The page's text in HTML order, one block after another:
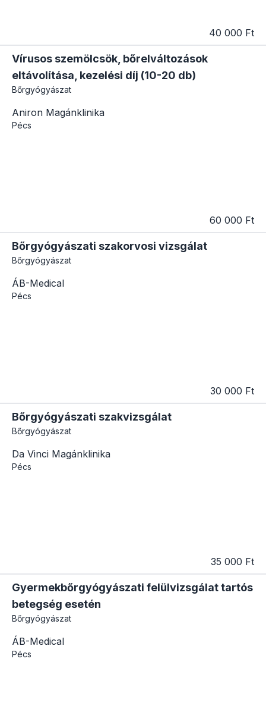
40 000 Ft
Vírusos szemölcsök, bőrelváltozások
eltávolítása, kezelési díj (10-20 db)
Bőrgyógyászat
Aniron Magánklinika
Pécs
60 000 Ft
Bőrgyógyászati szakorvosi vizsgálat
Bőrgyógyászat
ÁB-Medical
Pécs
30 000 Ft
Bőrgyógyászati szakvizsgálat
Bőrgyógyászat
Da Vinci Magánklinika
Pécs
35 000 Ft
Gyermekbőrgyógyászati felülvizsgálat tartós
betegség esetén
Bőrgyógyászat
ÁB-Medical
Pécs